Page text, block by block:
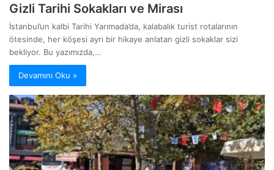
Gizli Tarihi Sokakları ve Mirası
İstanbul’un kalbi Tarihi Yarımada’da, kalabalık turist rotalarının
ötesinde, her köşesi ayrı bir hikaye anlatan gizli sokaklar sizi
bekliyor. Bu yazımızda,…
Devamını Oku »